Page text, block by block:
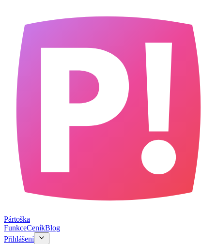
Pártoška
FunkceCeníkBlog
Přihlášení